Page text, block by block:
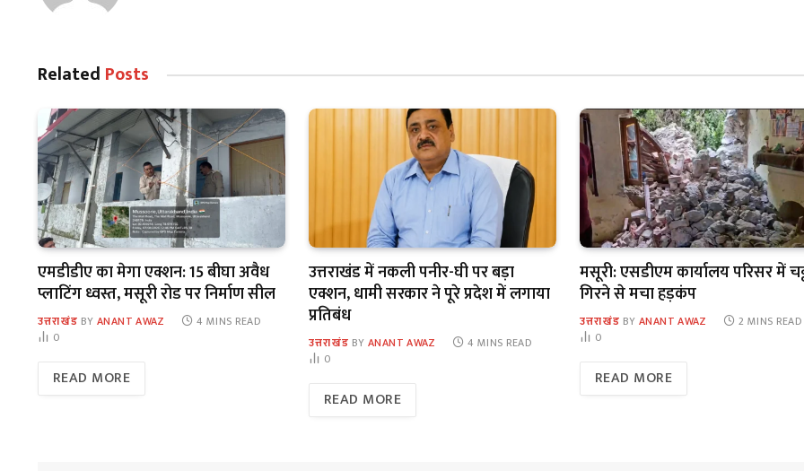
Related Posts
एमडीडीए का मेगा एक्शन: 15 बीघा अवैध
प्लाटिंग ध्वस्त, मसूरी रोड पर निर्माण सील
उत्तराखंड BY ANANT AWAZ
4 MINS READ
0
READ MORE
उत्तराखंड में नकली पनीर-घी पर बड़ा
एक्शन, धामी सरकार ने पूरे प्रदेश में लगाया
प्रतिबंध
उत्तराखंड BY ANANT AWAZ
4 MINS READ
0
READ MORE
मसूरी: एसडीएम कार्यालय परिसर में
गिरने से मचा हड़कंप
उत्तराखंड BY ANANT AWAZ
2 MINS READ
0
READ MORE